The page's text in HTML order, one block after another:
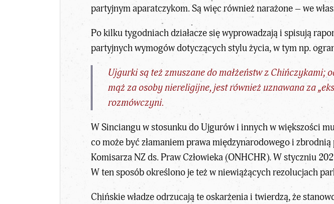
partyjnym aparatczykom. Są więc również narażone – we
Po kilku tygodniach działacze się wyprowadzają i spisują
partyjnych wymogów dotyczących stylu życia, w tym np.
Ujgurki są też zmuszane do małżeństw z Chińczykami;
mąż za osoby niereligijne, jest również uznawana za
rozmówczyni.
W Sinciangu w stosunku do Ujgurów i innych w większości
co może być złamaniem prawa międzynarodowego i
Komisarza NZ ds. Praw Człowieka (ONHCHR). W styczniu
W ten sposób określono je też w niewiążących rezolucjach
Chińskie władze odrzucają te oskarżenia i twierdzą, że